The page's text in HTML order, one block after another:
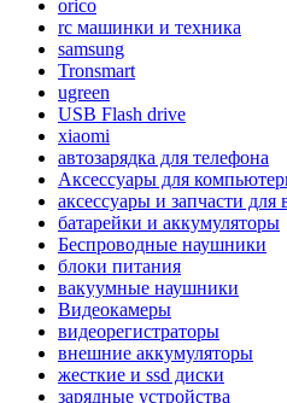
orico
rc машинки и техника
samsung
Tronsmart
ugreen
USB Flash drive
xiaomi
автозарядка для телефона
Аксессуары для
аксессуары и запчасти для
батарейки и аккумуляторы
Беспроводные наушники
блоки питания
вакуумные наушники
Видеокамеры
видеорегистраторы
внешние аккумуляторы
жесткие и ssd диски
зарядные устройства